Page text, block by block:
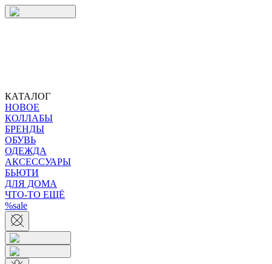
КАТАЛОГ
НОВОЕ
КОЛЛАБЫ
БРЕНДЫ
ОБУВЬ
ОДЕЖДА
АКСЕССУАРЫ
БЬЮТИ
ДЛЯ ДОМА
ЧТО-ТО ЕЩЁ
%sale